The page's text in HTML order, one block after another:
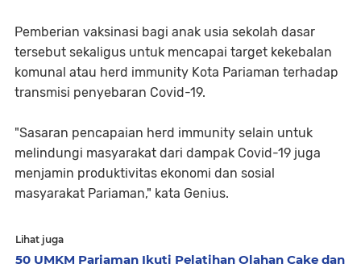
Pemberian vaksinasi bagi anak usia sekolah dasar
tersebut sekaligus untuk mencapai target kekebalan
komunal atau herd immunity Kota Pariaman terhadap
transmisi penyebaran Covid-19.
"Sasaran pencapaian herd immunity selain untuk
melindungi masyarakat dari dampak Covid-19 juga
menjamin produktivitas ekonomi dan sosial
masyarakat Pariaman," kata Genius.
Lihat juga
50 UMKM Pariaman Ikuti Pelatihan Olahan Cake dan